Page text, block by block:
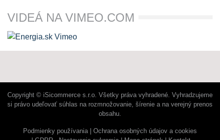
VIDEÁ NA VIMEO.COM
Copyright © iSicommerce s.r.o. Všetky práva vyhradené. Vyhradzujeme
si právo udeľovať súhlas na rozmnožovanie, šírenie a na verejný prenos
obsahu.
Podmienky používania
Ochrana osobných údajov a cookies